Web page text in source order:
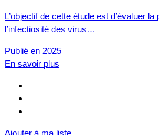
L’objectif de cette étude est d’évaluer
l’infectiosité des virus…
Publié en 2025
En savoir plus
Ajouter à ma liste